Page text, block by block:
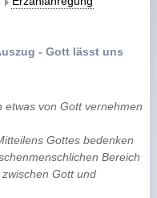
- Gott lässt uns
etwas von Gott vernehmen
Gottes bedenken
Bereich
Gott und